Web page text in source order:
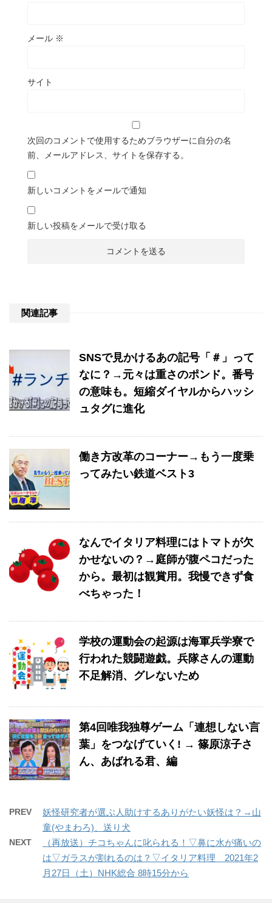
メール ※
サイト
次回のコメントで使用するためブラウザーに自分の名
前、メールアドレス、サイトを保存する。
新しいコメントをメールで通知
新しい投稿をメールで受け取る
関連記事
SNSで見かけるあの記号「＃」って
なに？→元々は重さのポンド。番号
の意味も。短縮ダイヤルからハッシ
ュタグに進化
働き方改革のコーナー→もう一度乗
ってみたい鉄道ベスト3
なんでイタリア料理にはトマトが欠
かせないの？→庭師が腹ペコだった
から。最初は観賞用。我慢できず食
べちゃった！
学校の運動会の起源は海軍兵学寮で
行われた競闘遊戯。兵隊さんの運動
不足解消、グレないため
第4回唯我独尊ゲーム「連想しない言
葉」をつなげていく! → 篠原涼子さ
ん、あばれる君、編
PREV
妖怪研究者が選ぶ人助けするありがたい妖怪は？→山
童(やまわろ)、送り犬
NEXT
（再放送）チコちゃんに叱られる！▽鼻に水が痛いの
は▽ガラスが割れるのは？▽イタリア料理 2021年2
月27日（土）NHK総合 8時15分から